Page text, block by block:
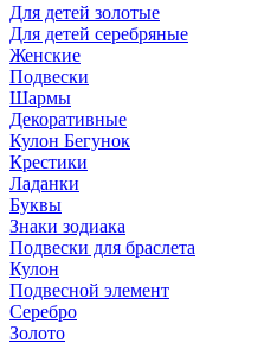
Для детей золотые
Для детей серебряные
Женские
Подвески
Шармы
Декоративные
Кулон Бегунок
Крестики
Ладанки
Буквы
Знаки зодиака
Подвески для браслета
Кулон
Подвесной элемент
Серебро
Золото